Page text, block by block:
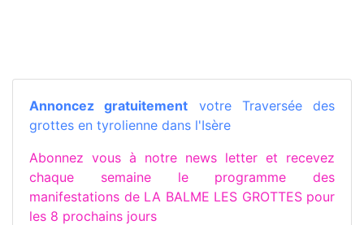
Annoncez gratuitement votre Traversée des
grottes en tyrolienne dans l'Isère
Abonnez vous à notre news letter et recevez
chaque semaine le programme des
manifestations de LA BALME LES GROTTES pour
les 8 prochains jours